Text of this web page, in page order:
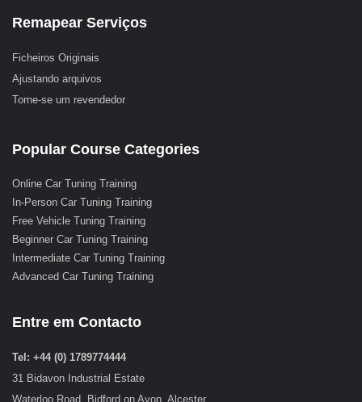
Remapear Serviços
Ficheiros Originais
Ajustando arquivos
Torne-se um revendedor
Popular Course Categories
Online Car Tuning Training
In-Person Car Tuning Training
Free Vehicle Tuning Training
Beginner Car Tuning Training
Intermediate Car Tuning Training
Advanced Car Tuning Training
Entre em Contacto
Tel: +44 (0) 1789774444
31 Bidavon Industrial Estate
Waterloo Road, Bidford on Avon, Alcester